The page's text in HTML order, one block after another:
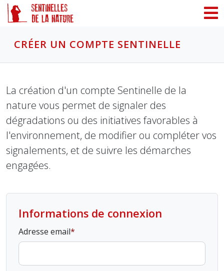
CRÉER UN COMPTE SENTINELLE
La création d'un compte Sentinelle de la
nature vous permet de signaler des
dégradations ou des initiatives favorables à
l'environnement, de modifier ou compléter vos
signalements, et de suivre les démarches
engagées.
Informations de connexion
Adresse email
Panneau de gestion des cookies